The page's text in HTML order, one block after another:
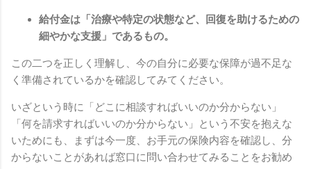
給付金は「治療や特定の状態など、回復を助けるための
細やかな支援」であるもの。
この二つを正しく理解し、今の自分に必要な保障が過不足な
く準備されているかを確認してみてください。
いざという時に「どこに相談すればいいのか分からない」
「何を請求すればいいのか分からない」という不安を抱えな
いためにも、まずは今一度、お手元の保険内容を確認し、分
からないことがあれば窓口に問い合わせてみることをお勧め